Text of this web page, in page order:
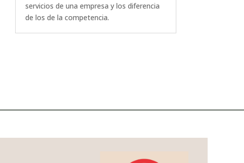
servicios de una empresa y los diferencia
de los de la competencia.